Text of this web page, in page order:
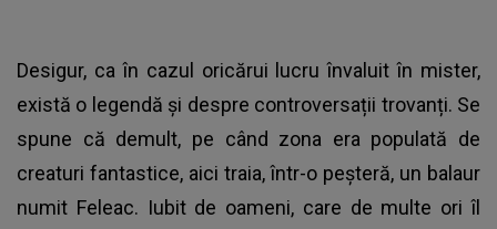
Desigur, ca în cazul oricărui lucru învaluit în mister,
există o legendă și despre controversații trovanți. Se
spune că demult, pe când zona era populată de
creaturi fantastice, aici traia, într-o peșteră, un balaur
numit Feleac. Iubit de oameni, care de multe ori îl